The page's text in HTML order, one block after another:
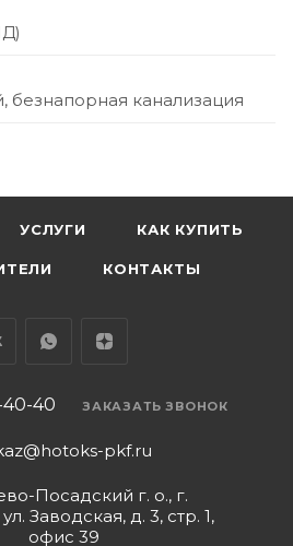
безнапорная канализация
УСЛУГИ КАК КУПИТЬ
КОНТАКТЫ
40-40 ЗАКАЗАТЬ ЗВОНОК
pkf.ru
Посадский г. о., г.
Заводская, д. 3, стр. 1,
офис 39